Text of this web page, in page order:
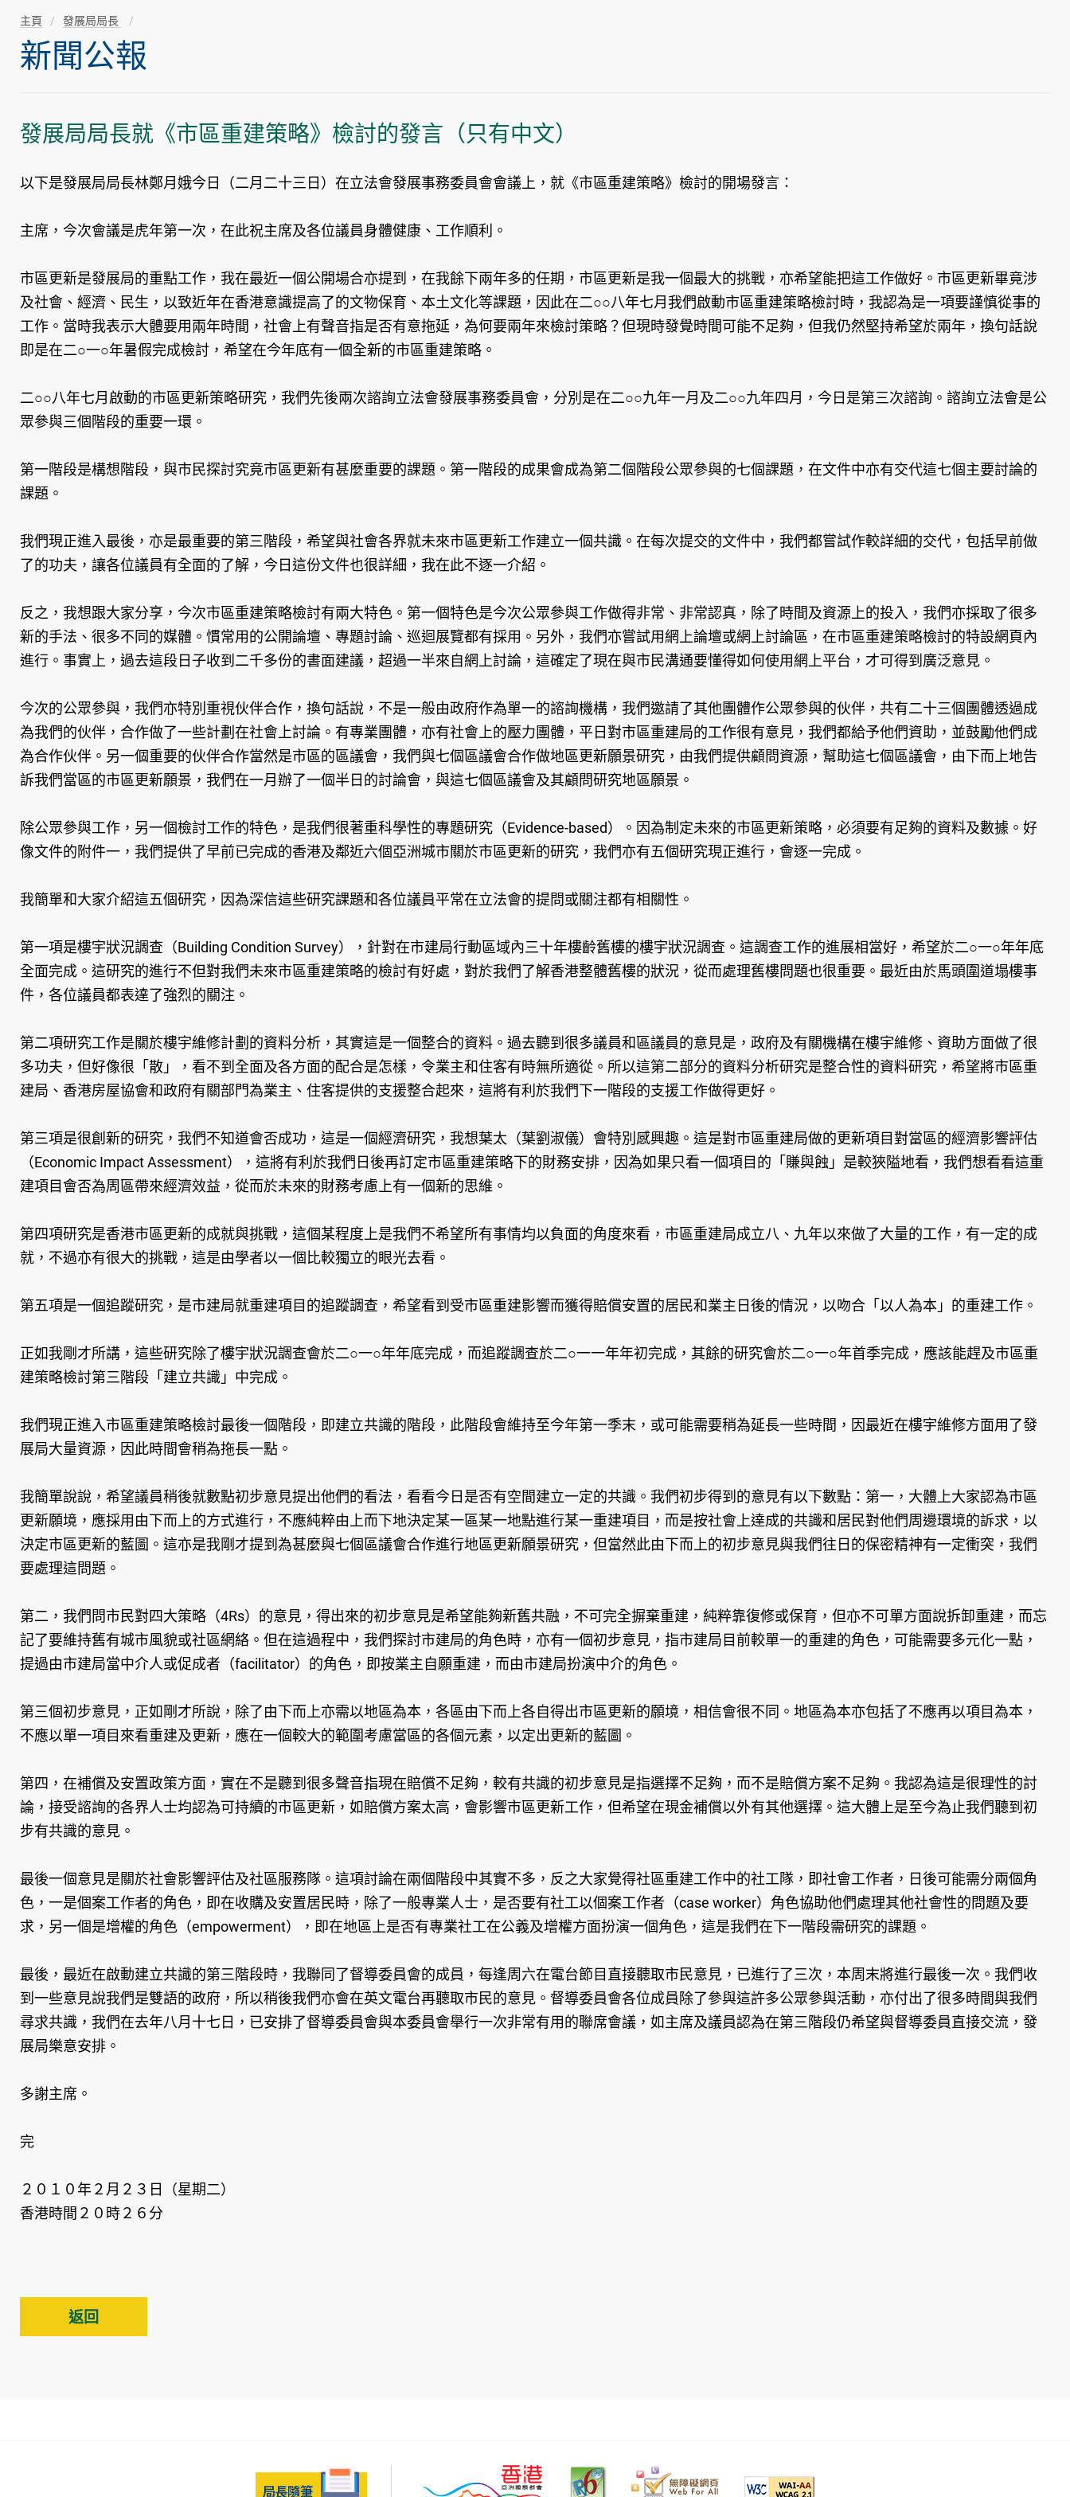
主頁 發展局局長
新聞公報
發展局局長就《市區重建策略》檢討的發言（只有中文）
以下是發展局局長林鄭月娥今日（二月二十三日）在立法會發展事務委員會會議上，就《市區重建策略》檢討的開場發言：
主席，今次會議是虎年第一次，在此祝主席及各位議員身體健康、工作順利。
市區更新是發展局的重點工作，我在最近一個公開場合亦提到，在我餘下兩年多的任期，市區更新是我一個最大的挑戰，亦希望能把這工作做好。市區更新畢竟涉
及社會、經濟、民生，以致近年在香港意識提高了的文物保育、本土文化等課題，因此在二○○八年七月我們啟動市區重建策略檢討時，我認為是一項要謹慎從事的
工作。當時我表示大體要用兩年時間，社會上有聲音指是否有意拖延，為何要兩年來檢討策略？但現時發覺時間可能不足夠，但我仍然堅持希望於兩年，換句話說
即是在二○一○年暑假完成檢討，希望在今年底有一個全新的市區重建策略。
二○○八年七月啟動的市區更新策略研究，我們先後兩次諮詢立法會發展事務委員會，分別是在二○○九年一月及二○○九年四月，今日是第三次諮詢。諮詢立法會是公
眾參與三個階段的重要一環。
第一階段是構想階段，與市民探討究竟市區更新有甚麼重要的課題。第一階段的成果會成為第二個階段公眾參與的七個課題，在文件中亦有交代這七個主要討論的
課題。
我們現正進入最後，亦是最重要的第三階段，希望與社會各界就未來市區更新工作建立一個共識。在每次提交的文件中，我們都嘗試作較詳細的交代，包括早前做
了的功夫，讓各位議員有全面的了解，今日這份文件也很詳細，我在此不逐一介紹。
反之，我想跟大家分享，今次市區重建策略檢討有兩大特色。第一個特色是今次公眾參與工作做得非常、非常認真，除了時間及資源上的投入，我們亦採取了很多
新的手法、很多不同的媒體。慣常用的公開論壇、專題討論、巡迴展覽都有採用。另外，我們亦嘗試用網上論壇或網上討論區，在市區重建策略檢討的特設網頁內
進行。事實上，過去這段日子收到二千多份的書面建議，超過一半來自網上討論，這確定了現在與市民溝通要懂得如何使用網上平台，才可得到廣泛意見。
今次的公眾參與，我們亦特別重視伙伴合作，換句話說，不是一般由政府作為單一的諮詢機構，我們邀請了其他團體作公眾參與的伙伴，共有二十三個團體透過成
為我們的伙伴，合作做了一些計劃在社會上討論。有專業團體，亦有社會上的壓力團體，平日對市區重建局的工作很有意見，我們都給予他們資助，並鼓勵他們成
為合作伙伴。另一個重要的伙伴合作當然是市區的區議會，我們與七個區議會合作做地區更新願景研究，由我們提供顧問資源，幫助這七個區議會，由下而上地告
訴我們當區的市區更新願景，我們在一月辦了一個半日的討論會，與這七個區議會及其顧問研究地區願景。
除公眾參與工作，另一個檢討工作的特色，是我們很著重科學性的專題研究（Evidence-based）。因為制定未來的市區更新策略，必須要有足夠的資料及數據。好
像文件的附件一，我們提供了早前已完成的香港及鄰近六個亞洲城市關於市區更新的研究，我們亦有五個研究現正進行，會逐一完成。
我簡單和大家介紹這五個研究，因為深信這些研究課題和各位議員平常在立法會的提問或關注都有相關性。
第一項是樓宇狀況調查（Building Condition Survey），針對在市建局行動區域內三十年樓齡舊樓的樓宇狀況調查。這調查工作的進展相當好，希望於二○一○年年底
全面完成。這研究的進行不但對我們未來市區重建策略的檢討有好處，對於我們了解香港整體舊樓的狀況，從而處理舊樓問題也很重要。最近由於馬頭圍道塌樓事
件，各位議員都表達了強烈的關注。
第二項研究工作是關於樓宇維修計劃的資料分析，其實這是一個整合的資料。過去聽到很多議員和區議員的意見是，政府及有關機構在樓宇維修、資助方面做了很
多功夫，但好像很「散」，看不到全面及各方面的配合是怎樣，令業主和住客有時無所適從。所以這第二部分的資料分析研究是整合性的資料研究，希望將市區重
建局、香港房屋協會和政府有關部門為業主、住客提供的支援整合起來，這將有利於我們下一階段的支援工作做得更好。
第三項是很創新的研究，我們不知道會否成功，這是一個經濟研究，我想葉太（葉劉淑儀）會特別感興趣。這是對市區重建局做的更新項目對當區的經濟影響評估
（Economic Impact Assessment），這將有利於我們日後再訂定市區重建策略下的財務安排，因為如果只看一個項目的「賺與蝕」是較狹隘地看，我們想看看這重
建項目會否為周區帶來經濟效益，從而於未來的財務考慮上有一個新的思維。
第四項研究是香港市區更新的成就與挑戰，這個某程度上是我們不希望所有事情均以負面的角度來看，市區重建局成立八、九年以來做了大量的工作，有一定的成
就，不過亦有很大的挑戰，這是由學者以一個比較獨立的眼光去看。
第五項是一個追蹤研究，是市建局就重建項目的追蹤調查，希望看到受市區重建影響而獲得賠償安置的居民和業主日後的情況，以吻合「以人為本」的重建工作。
正如我剛才所講，這些研究除了樓宇狀況調查會於二○一○年年底完成，而追蹤調查於二○一一年年初完成，其餘的研究會於二○一○年首季完成，應該能趕及市區重
建策略檢討第三階段「建立共識」中完成。
我們現正進入市區重建策略檢討最後一個階段，即建立共識的階段，此階段會維持至今年第一季末，或可能需要稍為延長一些時間，因最近在樓宇維修方面用了發
展局大量資源，因此時間會稍為拖長一點。
我簡單說說，希望議員稍後就數點初步意見提出他們的看法，看看今日是否有空間建立一定的共識。我們初步得到的意見有以下數點：第一，大體上大家認為市區
更新願境，應採用由下而上的方式進行，不應純粹由上而下地決定某一區某一地點進行某一重建項目，而是按社會上達成的共識和居民對他們周邊環境的訴求，以
決定市區更新的藍圖。這亦是我剛才提到為甚麼與七個區議會合作進行地區更新願景研究，但當然此由下而上的初步意見與我們往日的保密精神有一定衝突，我們
要處理這問題。
第二，我們問市民對四大策略（4Rs）的意見，得出來的初步意見是希望能夠新舊共融，不可完全摒棄重建，純粹靠復修或保育，但亦不可單方面說拆卸重建，而忘
記了要維持舊有城市風貌或社區網絡。但在這過程中，我們探討市建局的角色時，亦有一個初步意見，指市建局目前較單一的重建的角色，可能需要多元化一點，
提過由市建局當中介人或促成者（facilitator）的角色，即按業主自願重建，而由市建局扮演中介的角色。
第三個初步意見，正如剛才所說，除了由下而上亦需以地區為本，各區由下而上各自得出市區更新的願境，相信會很不同。地區為本亦包括了不應再以項目為本，
不應以單一項目來看重建及更新，應在一個較大的範圍考慮當區的各個元素，以定出更新的藍圖。
第四，在補償及安置政策方面，實在不是聽到很多聲音指現在賠償不足夠，較有共識的初步意見是指選擇不足夠，而不是賠償方案不足夠。我認為這是很理性的討
論，接受諮詢的各界人士均認為可持續的市區更新，如賠償方案太高，會影響市區更新工作，但希望在現金補償以外有其他選擇。這大體上是至今為止我們聽到初
步有共識的意見。
最後一個意見是關於社會影響評估及社區服務隊。這項討論在兩個階段中其實不多，反之大家覺得社區重建工作中的社工隊，即社會工作者，日後可能需分兩個角
色，一是個案工作者的角色，即在收購及安置居民時，除了一般專業人士，是否要有社工以個案工作者（case worker）角色協助他們處理其他社會性的問題及要
求，另一個是增權的角色（empowerment），即在地區上是否有專業社工在公義及增權方面扮演一個角色，這是我們在下一階段需研究的課題。
最後，最近在啟動建立共識的第三階段時，我聯同了督導委員會的成員，每逢周六在電台節目直接聽取市民意見，已進行了三次，本周末將進行最後一次。我們收
到一些意見說我們是雙語的政府，所以稍後我們亦會在英文電台再聽取市民的意見。督導委員會各位成員除了參與這許多公眾參與活動，亦付出了很多時間與我們
尋求共識，我們在去年八月十七日，已安排了督導委員會與本委員會舉行一次非常有用的聯席會議，如主席及議員認為在第三階段仍希望與督導委員直接交流，發
展局樂意安排。
多謝主席。
完
２０１０年２月２３日（星期二）
香港時間２０時２６分
返回